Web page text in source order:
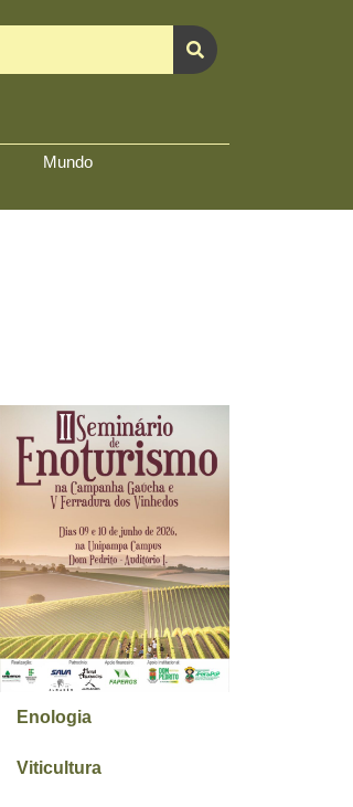
Mundo
Enologia
Viticultura